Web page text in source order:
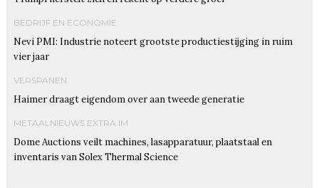
BEDRIJF EN ECONOMIE
Nevi PMI: Industrie noteert grootste productiestijging in ruim
vier jaar
VERSPANEN
Haimer draagt eigendom over aan tweede generatie
METAALNIEUWS EXTRA IM
Dome Auctions veilt machines, lasapparatuur, plaatstaal en
inventaris van Solex Thermal Science